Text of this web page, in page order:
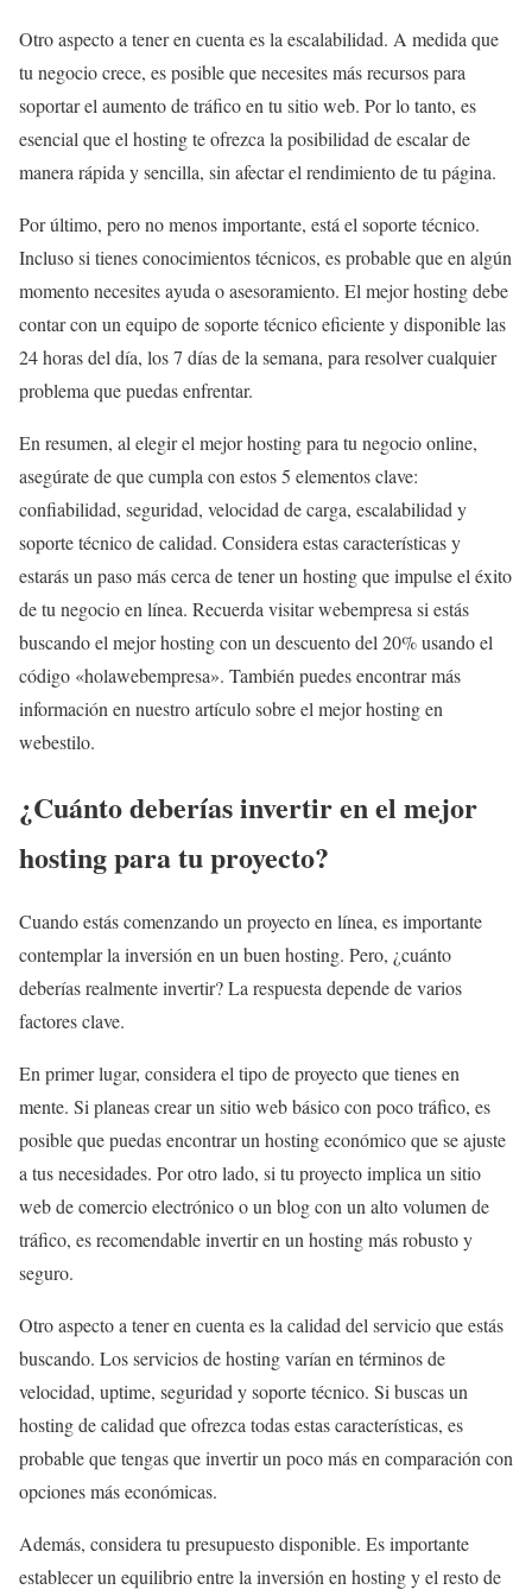
Otro aspecto a tener en cuenta es la escalabilidad. A medida que
tu negocio crece, es posible que necesites más recursos para
soportar el aumento de tráfico en tu sitio web. Por lo tanto, es
esencial que el hosting te ofrezca la posibilidad de escalar de
manera rápida y sencilla, sin afectar el rendimiento de tu página.
Por último, pero no menos importante, está el soporte técnico.
Incluso si tienes conocimientos técnicos, es probable que en algún
momento necesites ayuda o asesoramiento. El mejor hosting debe
contar con un equipo de soporte técnico eficiente y disponible las
24 horas del día, los 7 días de la semana, para resolver cualquier
problema que puedas enfrentar.
En resumen, al elegir el mejor hosting para tu negocio online,
asegúrate de que cumpla con estos 5 elementos clave:
confiabilidad, seguridad, velocidad de carga, escalabilidad y
soporte técnico de calidad. Considera estas características y
estarás un paso más cerca de tener un hosting que impulse el éxito
de tu negocio en línea. Recuerda visitar webempresa si estás
buscando el mejor hosting con un descuento del 20% usando el
código «holawebempresa». También puedes encontrar más
información en nuestro artículo sobre el mejor hosting en
webestilo.
¿Cuánto deberías invertir en el mejor
hosting para tu proyecto?
Cuando estás comenzando un proyecto en línea, es importante
contemplar la inversión en un buen hosting. Pero, ¿cuánto
deberías realmente invertir? La respuesta depende de varios
factores clave.
En primer lugar, considera el tipo de proyecto que tienes en
mente. Si planeas crear un sitio web básico con poco tráfico, es
posible que puedas encontrar un hosting económico que se ajuste
a tus necesidades. Por otro lado, si tu proyecto implica un sitio
web de comercio electrónico o un blog con un alto volumen de
tráfico, es recomendable invertir en un hosting más robusto y
seguro.
Otro aspecto a tener en cuenta es la calidad del servicio que estás
buscando. Los servicios de hosting varían en términos de
velocidad, uptime, seguridad y soporte técnico. Si buscas un
hosting de calidad que ofrezca todas estas características, es
probable que tengas que invertir un poco más en comparación con
opciones más económicas.
Además, considera tu presupuesto disponible. Es importante
establecer un equilibrio entre la inversión en hosting y el resto de